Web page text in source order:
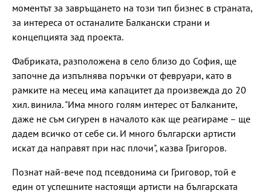
моментът за завръщането на този тип бизнес в страната,
за интереса от останалите Балкански страни и
концепцията зад проекта.
Фабриката, разположена в село близо до София, ще
започне да изпълнява поръчки от февруари, като в
рамките на месец има капацитет да произвежда до 20
хил. винила. "Има много голям интерес от Балканите,
даже не съм сигурен в началото как ще реагираме – ще
дадем всичко от себе си. И много български артисти
искат да направят при нас плочи", казва Григоров.
Познат най-вече под псевдонима си Григовор, той е
един от успешните настоящи артисти на българската